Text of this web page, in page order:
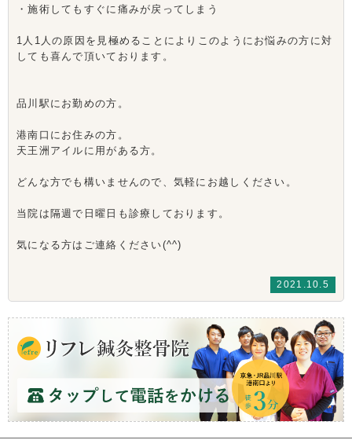
・施術してもすぐに痛みが戻ってしまう
1人1人の原因を見極めることによりこのようにお悩みの方に対
しても喜んで頂いております。
品川駅にお勤めの方。
港南口にお住みの方。
天王洲アイルに用がある方。
どんな方でも構いませんので、気軽にお越しください。
当院は隔週で日曜日も診療しております。
気になる方はご連絡ください(^^)
2021.10.5